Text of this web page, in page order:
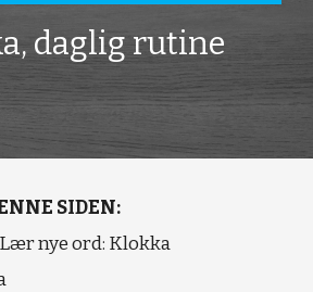
daglig rutine
SIDEN:
Lær nye ord: Klokka